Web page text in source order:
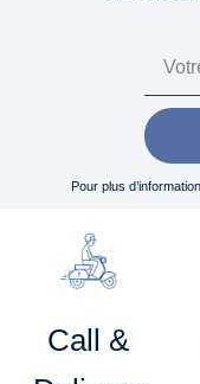
Pour plus
Call &